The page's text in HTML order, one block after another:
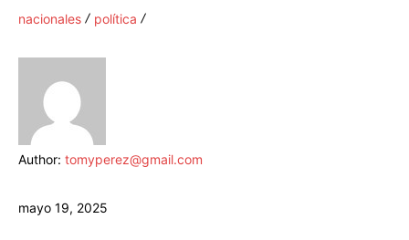
nacionales política
Author: tomyperez@gmail.com
mayo 19, 2025